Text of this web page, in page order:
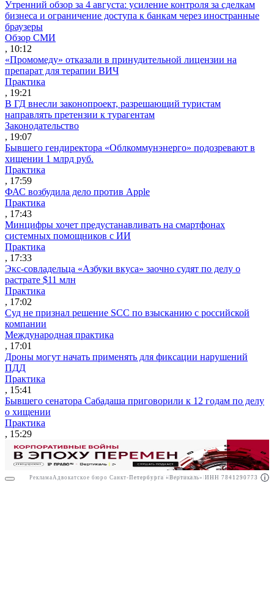
РекламаАО"ПРАВО.РУ" ИНН: 7708095468
Утренний обзор за 4 августа: усиление контроля за сделкам
бизнеса и ограничение доступа к банкам через иностранные
браузеры
Обзор СМИ
, 10:12
«Промомеду» отказали в принудительной лицензии на
препарат для терапии ВИЧ
Практика
, 19:21
В ГД внесли законопроект, разрешающий туристам
направлять претензии к турагентам
Законодательство
, 19:07
Бывшего гендиректора «Облкоммунэнерго» подозревают в
хищении 1 млрд руб.
Практика
, 17:59
ФАС возбудила дело против Apple
Практика
, 17:43
Минцифры хочет предустанавливать на смартфонах
системных помощников с ИИ
Практика
, 17:33
Экс-совладельца «Азбуки вкуса» заочно судят по делу о
растрате $11 млн
Практика
, 17:02
Суд не признал решение SCC по взысканию с российской
компании
Международная практика
, 17:01
Дроны могут начать применять для фиксации нарушений
ПДД
Практика
, 15:41
Бывшего сенатора Сабадаша приговорили к 12 годам по делу
о хищении
Практика
, 15:29
Реклама Адвокатское бюро Санкт-Петербурга «Вертикаль» ИНН 7841290773